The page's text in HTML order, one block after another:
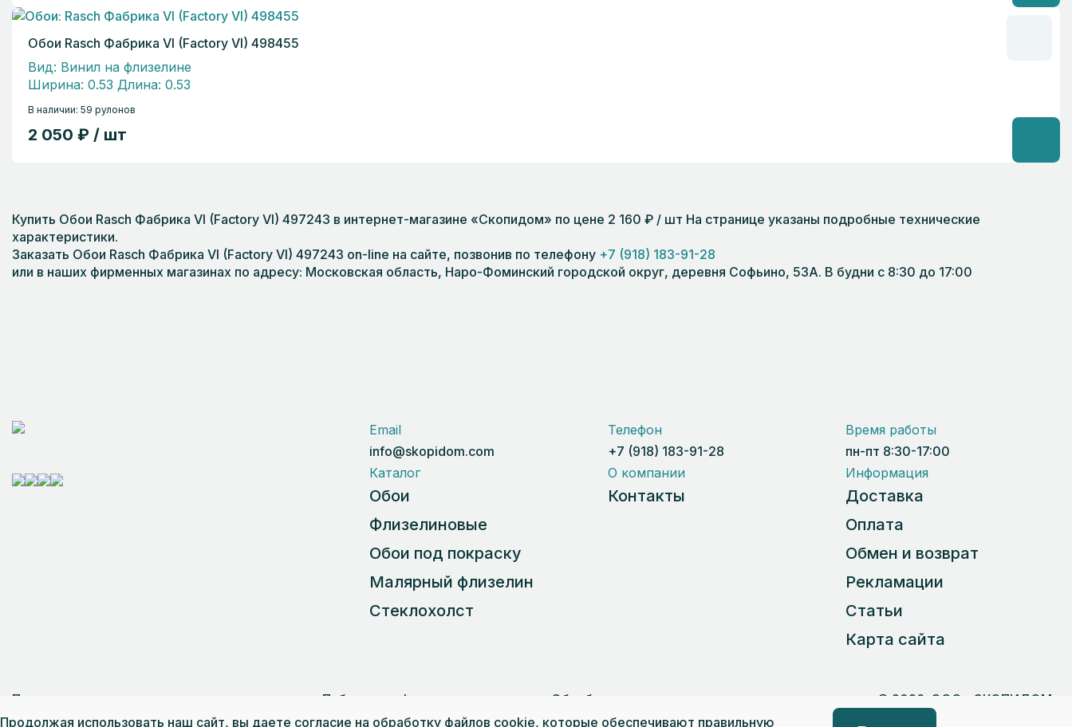
Обои Rasch Фабрика VI (Factory VI) 498455
Вид: Винил на флизелине
Ширина: 0.53 Длина: 0.53
В наличии: 59 рулонов
2 050 ₽ / шт
Купить Обои Rasch Фабрика VI (Factory VI) 497243 в интернет-магазине «Скопидом» по цене 2 160 ₽ / шт На странице указаны подробные технические
характеристики.
Заказать Обои Rasch Фабрика VI (Factory VI) 497243 on-line на сайте, позвонив по телефону +7 (918) 183-91-28
или в наших фирменных магазинах по адресу: Московская область, Наро-Фоминский городской округ, деревня Софьино, 53А. В будни с 8:30 до 17:00
Email
info@skopidom.com
Телефон
+7 (918) 183-91-28
Время работы
пн-пт 8:30-17:00
Каталог
Обои
Флизелиновые
Обои под покраску
Малярный флизелин
Стеклохолст
О компании
Контакты
Информация
Доставка
Оплата
Обмен и возврат
Рекламации
Статьи
Карта сайта
Пользовательское соглашение Публичная оферта Обработка персональных данных
© 2026, ООО «СКОПИДОМ»
Разработка сайта — интернет-компания «ИНСАЙТ»
Продолжая использовать наш сайт, вы даете согласие на обработку файлов cookie, которые обеспечивают правильную